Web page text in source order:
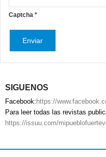
Captcha *
Enviar
SIGUENOS
Facebook:https://
Para leer todas las revistas
https://issuu.com/